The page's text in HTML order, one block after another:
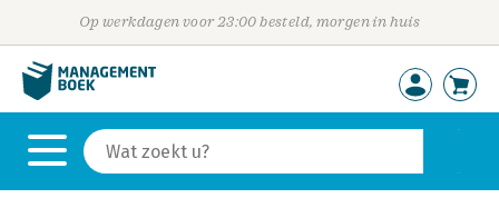
Op werkdagen voor 23:00 besteld, morgen in huis